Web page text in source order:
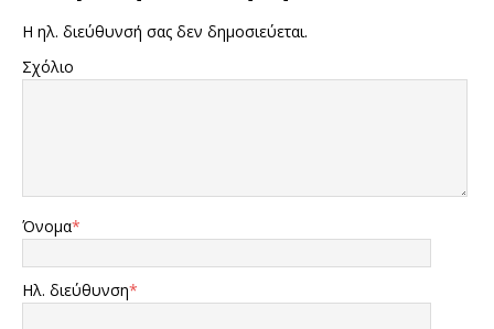
Η ηλ. διεύθυνσή σας δεν δημοσιεύεται.
Σχόλιο
Όνομα*
Ηλ. διεύθυνση*